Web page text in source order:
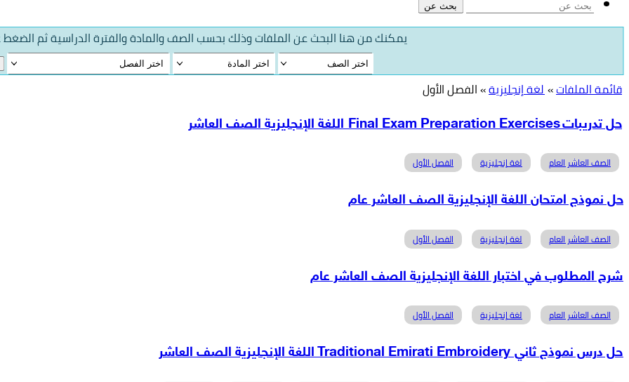
بحث عن
يمكنك من هنا البحث عن الملفات وذلك بحسب الصف والمادة والفترة الدراسية ثم
قائمة الملفات »لغة إنجليزية » الفصل الأول
حل تدريبات Final Exam Preparation Exercises اللغة الإنجليزية الصف العاشر
الصف العاشر العام لغة إنجليزية الفصل الأول
حل نموذج امتحان اللغة الإنجليزية الصف العاشر عام
الصف العاشر العام لغة إنجليزية الفصل الأول
شرح المطلوب في اختبار اللغة الإنجليزية الصف العاشر عام
الصف العاشر العام لغة إنجليزية الفصل الأول
حل درس نموذج ثاني Traditional Emirati Embroidery اللغة الإنجليزية الصف العاشر